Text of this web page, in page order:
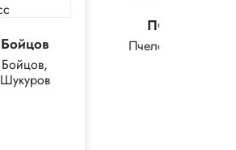
Бойцов
Бойцов,
Шукуров
Пчелов
Пчелов, Лукин